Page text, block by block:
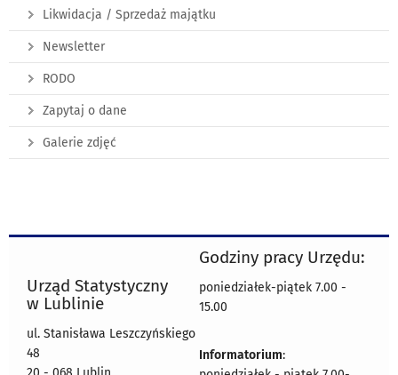
Likwidacja / Sprzedaż majątku
Newsletter
RODO
Zapytaj o dane
Galerie zdjęć
Urząd Statystyczny
w Lublinie
ul. Stanisława Leszczyńskiego
48
Godziny pracy Urzędu:
poniedziałek-piątek 7.00 -
15.00
Informatorium: